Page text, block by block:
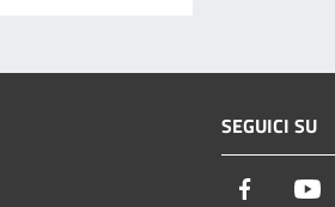
SEGUICI SU
Facebook